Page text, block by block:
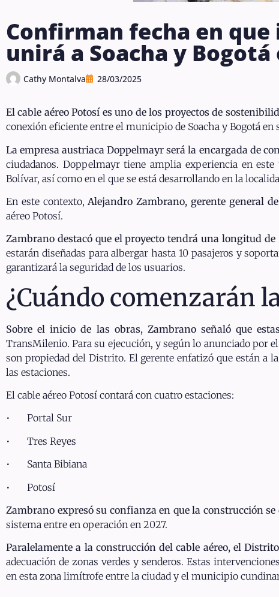
Confirman fecha en
unirá a Soacha y
Cathy Montalva 28/03/2025
El cable aéreo Potosí es uno de los proyectos de
conexión eficiente entre el municipio de Soacha y Bogotá en
La empresa austriaca Doppelmayr será la encargada de
ciudadanos. Doppelmayr tiene amplia experiencia en
Bolívar, así como en el que se está desarrollando en la
En este contexto, Alejandro Zambrano, gerente general
aéreo Potosí.
Zambrano destacó que el proyecto tendrá una longitud
estarán diseñadas para albergar hasta 10 pasajeros y
garantizará la seguridad de los usuarios.
¿Cuándo comenzarán
Sobre el inicio de las obras, Zambrano señaló que
TransMilenio. Para su ejecución, y según lo anunciado por
son propiedad del Distrito. El gerente enfatizó que están a
las estaciones.
El cable aéreo Potosí contará con cuatro estaciones:
• Portal Sur
• Tres Reyes
• Santa Bibiana
• Potosí
Zambrano expresó su confianza en que la construcción
sistema entre en operación en 2027.
Paralelamente a la construcción del cable aéreo, el
adecuación de zonas verdes y senderos. Estas
en esta zona limítrofe entre la ciudad y el municipio